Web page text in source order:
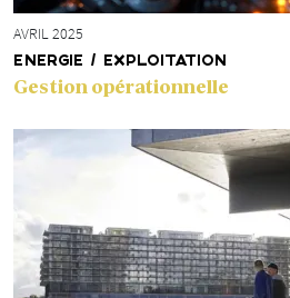
AVRIL 2025
ENERGIE / EXPLOITATION
Gestion opérationnelle